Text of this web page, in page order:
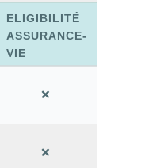
ELIGIBILITÉ
ASSURANCE-
VIE
❌
❌